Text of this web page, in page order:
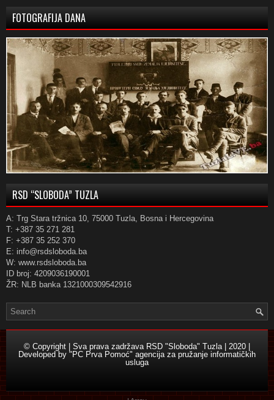
FOTOGRAFIJA DANA
RSD “SLOBODA” TUZLA
A: Trg Stara tržnica 10, 75000 Tuzla, Bosna i Hercegovina
T: +387 35 271 281
F: +387 35 252 370
E: info@rsdsloboda.ba
W: www.rsdsloboda.ba
ID broj: 4209036190001
ŽR: NLB banka 1321000309542916
© Copyright | Sva prava zadržava RSD "Sloboda" Tuzla | 2020 |
Developed by "PC Prva Pomoć" agencija za pružanje informatičkih
usluga